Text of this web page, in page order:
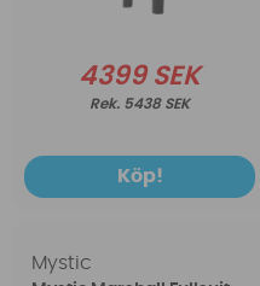
4399 SEK
5438 SEK
Köp!
Mystic